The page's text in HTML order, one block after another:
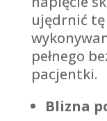
ujędrnić
pełnego
pacjentki.
Blizna